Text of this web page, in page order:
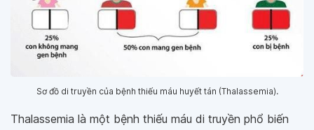
Sơ đồ di truyền của bệnh thiếu máu huyết tán (Thalassemia).
Thalassemia là một bệnh thiếu máu di truyền phổ biến